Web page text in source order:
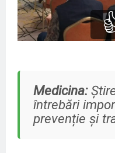
Medicina:
întrebări
prevenție și